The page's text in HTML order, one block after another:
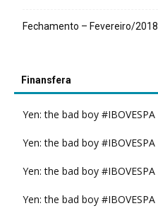
Fechamento – Fevereiro/2018
Finansfera
Yen: the bad boy #IBOVESPA
Yen: the bad boy #IBOVESPA
Yen: the bad boy #IBOVESPA
Yen: the bad boy #IBOVESPA